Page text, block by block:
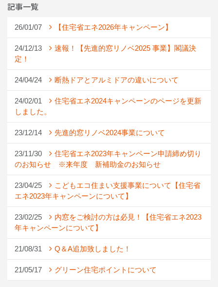
記事一覧
26/01/07 【住宅省エネ2026年キャンペーン】
24/12/13
速報！【先進的窓リノベ2025 事業】閣議決
定！
24/04/24 断熱ドアとアルミドアの違いについて
24/02/01
住宅省エネ2024キャンペーンのページを更新
しました。
23/12/14 先進的窓リノベ2024事業について
23/11/30
住宅省エネ2023年キャンペーン申請締め切り
のお知らせ ※来年度 新補助金のお知らせ
23/04/25
こどもエコ住まい支援事業について【住宅省
エネ2023年キャンペーンについて】
23/02/25
内窓をご検討の方は必見！【住宅省エネ2023
年キャンペーンについて】
21/08/31 Q＆A追加致しました！
21/05/17 グリーン住宅ポイントについて